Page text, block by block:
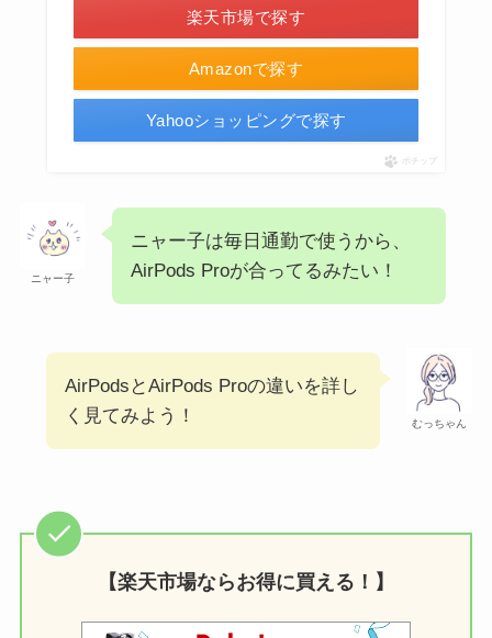
Amazonで探す
楽天市場で探す
Yahooショッピングで探す
ポチップ
ニャー子
ニャー子は毎日通勤で使うから、
AirPods Proが合ってるみたい！
むっちゃん
AirPodsとAirPods Proの違いを詳し
く見てみよう！
【楽天市場ならお得に買える！】